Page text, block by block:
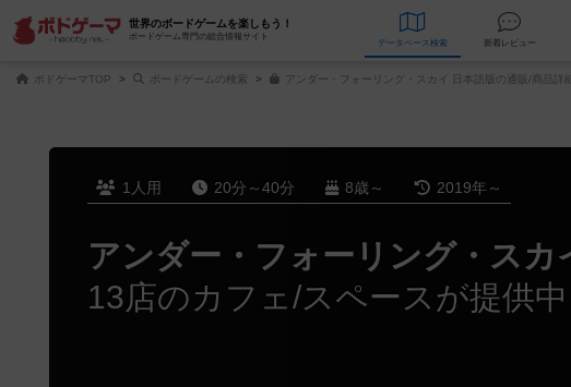
世界のボードゲームを楽しもう！
ボードゲーム専門の総合情報サイト
データベース 検索 新着レ
ボドゲーマTOP ボードゲームの検索 アンダー・フォーリング・スカイ 日本語版の通販/商品詳細
1人用 20分～40分 8歳～ 2019年～
アンダー・フォーリング・スカ
13店のカフェ/スペースが提供中